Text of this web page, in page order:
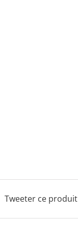
Tweeter ce produit